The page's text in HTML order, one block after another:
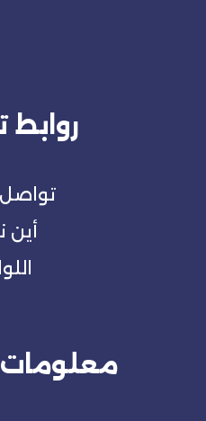
أين
معلومات